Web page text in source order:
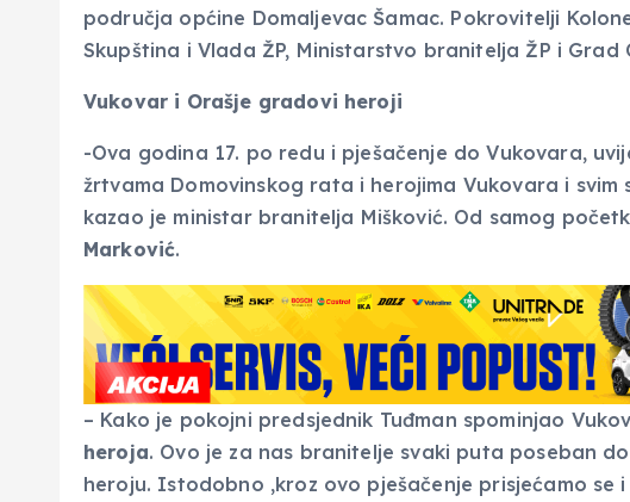
područja općine Domaljevac Šamac. Pokrovitelji
Skupština i Vlada ŽP, Ministarstvo branitelja ŽP i Grad
Vukovar i Orašje gradovi heroji
-Ova godina 17. po redu i pješačenje do Vukovara,
žrtvama Domovinskog rata i herojima Vukovara i
kazao je ministar branitelja Mišković. Od samog
Marković.
– Kako je pokojni predsjednik Tuđman spominjao
heroja. Ovo je za nas branitelje svaki puta poseban
heroju. Istodobno ,kroz ovo pješačenje prisjećamo se